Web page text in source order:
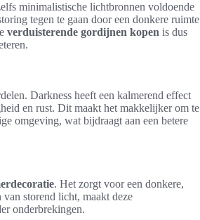
minimalistische lichtbronnen voldoende
tegen te gaan door een donkere ruimte
verduisterende gordijnen kopen is dus
Darkness heeft een kalmerend effect
en rust. Dit maakt het makkelijker om te
omgeving, wat bijdraagt aan een betere
. Het zorgt voor een donkere,
storend licht, maakt deze
onderbrekingen.